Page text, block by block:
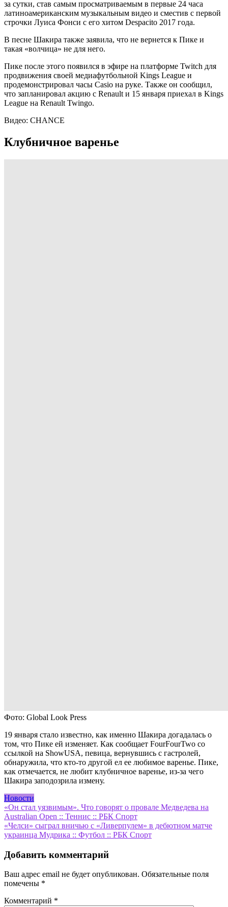
за сутки, став самым просматриваемым в первые 24 часа
латиноамериканским музыкальным видео и сместив с первой
строчки Луиса Фонси с его хитом Despacito 2017 года.
В песне Шакира также заявила, что не вернется к Пике и
такая «волчица» не для него.
Пике после этого появился в эфире на платформе Twitch для
продвижения своей медиафутбольной Kings League и
продемонстрировал часы Casio на руке. Также он сообщил,
что запланировал акцию с Renault и 15 января приехал в Kings
League на Renault Twingo.
Видео: CHANCE
Клубничное варенье
Фото: Global Look Press
19 января стало известно, как именно Шакира догадалась о
том, что Пике ей изменяет. Как сообщает FourFourTwo со
ссылкой на ShowUSA, певица, вернувшись с гастролей,
обнаружила, что кто-то другой ел ее любимое варенье. Пике,
как отмечается, не любит клубничное варенье, из-за чего
Шакира заподозрила измену.
Новости
Навигация
по
записям
«Он стал уязвимым». Что говорят о провале Медведева на
Australian Open :: Теннис :: РБК Спорт
«Челси» сыграл вничью с «Ливерпулем» в дебютном матче
украинца Мудрика :: Футбол :: РБК Спорт
Добавить комментарий
Ваш адрес email не будет опубликован. Обязательные поля
помечены *
Комментарий *